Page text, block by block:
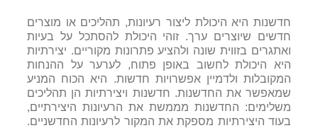
חדשנות היא היכולת ליצור רעיונות, תהליכים או מוצרים
חדשים שיוצרים ערך. זוהי היכולת להסתכל על בעיות
ואתגרים בזווית שונה ולהציע פתרונות מקוריים. יצירתיות
היא היכולת לחשוב באופן פתוח, לערער על ההנחות
המקובלות ולדמיין אפשרויות חדשות. היא הכוח המניע
שמאפשר את החדשנות. חדשנות ויצירתיות הן תהליכים
משלימים: החדשנות מממשת את הרעיונות היצירתיים,
בעוד היצירתיות מספקת את המקור לרעיונות החדשניים.